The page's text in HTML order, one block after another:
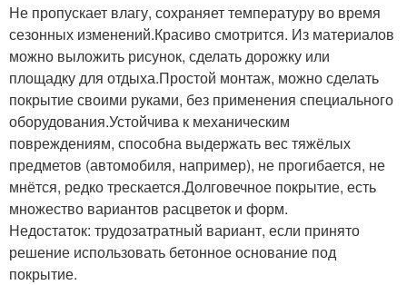
Не пропускает влагу, сохраняет температуру во время
сезонных изменений.Красиво смотрится. Из материалов
можно выложить рисунок, сделать дорожку или
площадку для отдыха.Простой монтаж, можно сделать
покрытие своими руками, без применения специального
оборудования.Устойчива к механическим
повреждениям, способна выдержать вес тяжёлых
предметов (автомобиля, например), не прогибается, не
мнётся, редко трескается.Долговечное покрытие, есть
множество вариантов расцветок и форм.
Недостаток: трудозатратный вариант, если принято
решение использовать бетонное основание под
покрытие.